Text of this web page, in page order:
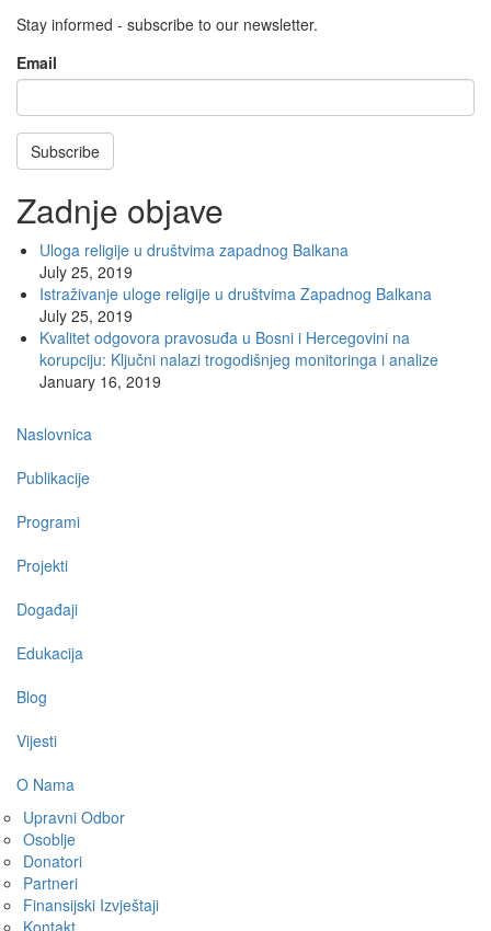
Stay informed - subscribe to our newsletter.
Email
Subscribe
Zadnje objave
Uloga religije u društvima zapadnog Balkana
July 25, 2019
Istraživanje uloge religije u društvima Zapadnog Balkana
July 25, 2019
Kvalitet odgovora pravosuđa u Bosni i Hercegovini na
korupciju: Ključni nalazi trogodišnjeg monitoringa i analize
January 16, 2019
Main
navigation
Naslovnica
Publikacije
Programi
Projekti
Događaji
Edukacija
Blog
Vijesti
O Nama
Upravni Odbor
Osoblje
Donatori
Partneri
Finansijski Izvještaji
Kontakt